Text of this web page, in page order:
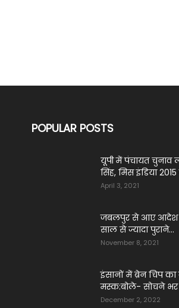
POPULAR POSTS
यूपी में पंचायत चुनाव
सिंह, मिस इंडिया 2015
April 3, 2021
जबलपुर से आए आदेश
साल से ज्यादा पुराने...
November 8, 2021
इंसानों में ब्रेन चिप
मस्क:बोले- सोचने भर
December 2, 2022